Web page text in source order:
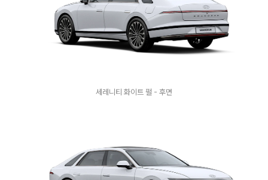
세레니티 화이트 펄 - 후면